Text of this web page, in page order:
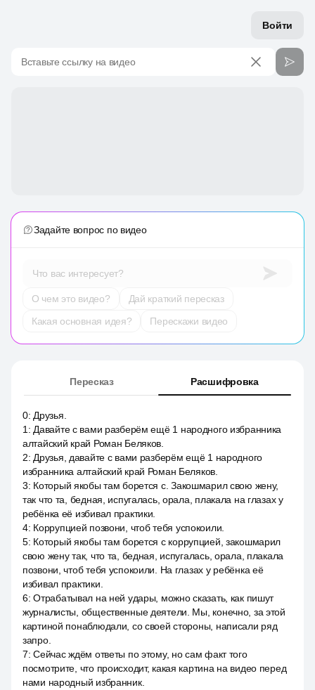
Войти
Вставьте ссылку на видео
Задайте вопрос по видео
Что вас интересует?
О чем это видео?
Дай краткий пересказ
Какая основная идея?
Перескажи видео
Пересказ Расшифровка
0: Друзья.
1 : Давайте с вами разберём ещё 1 народного избранника
алтайский край Роман Беляков.
2: Друзья, давайте с вами разберём ещё 1 народного
избранника алтайский край Роман Беляков.
3: Который якобы там борется с. Закошмарил свою жену,
так что та, бедная, испугалась, орала, плакала на глазах у
ребёнка её избивал практики.
4: Коррупцией позвони, чтоб тебя успокоили.
5: Который якобы там борется с коррупцией, закошмарил
свою жену так, что та, бедная, испугалась, орала, плакала
позвони, чтоб тебя успокоили. На глазах у ребёнка её
избивал практики.
6:Отрабатывал на ней удары, можно сказать, как пишут
журналисты, общественные деятели. Мы, конечно, за этой
картиной понаблюдали, со своей стороны, написали ряд
запро.
7:Сейчас ждём ответы по этому, но сам факт того
посмотрите, что происходит, какая картина на видео перед
нами народный избранник.